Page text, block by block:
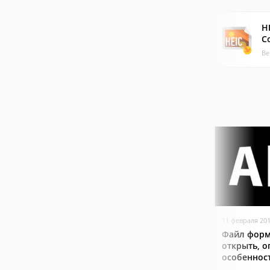
11 февраля
Файл
открыть,